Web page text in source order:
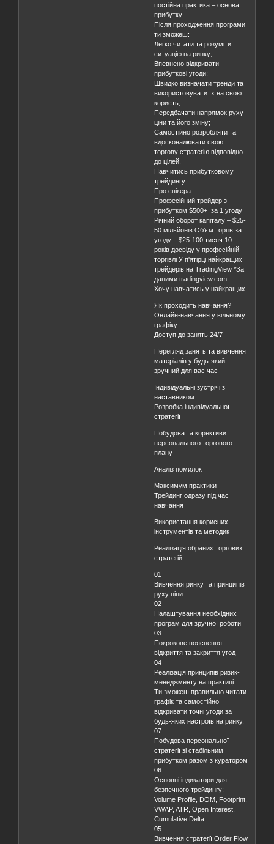
постійна практика – основа
прибутку
Після проходження програми
ти зможеш:
Легко читати та розуміти
ситуацію на ринку;
Впевнено відкривати
прибуткові угоди;
Швидко визначати тренди та
використовувати їх на свою
користь;
Передбачати напрямок руху
ціни та його зміну;
Самостійно розробляти та
вдосконалювати свою
торгову стратегію відповідно
до цілей.
Навчитись прибутковому
трейдингу
Про спікера
Професійний трейдер з
прибутком $500+ за 1 угоду
Річний оборот капіталу – $25-
50 мільйонів Об’єм торгів за
угоду – $25-100 тисяч 10
років досвіду у професійній
торгівлі У п'ятірці найкращих
трейдерів на TradingView *За
даними tradingview.com
Хочу навчатись у найкращих
Як проходить навчання?
Онлайн-навчання у вільному
графіку
Доступ до занять 24/7
Перегляд занять та вивчення
матеріалів у будь-який
зручний для вас час
Індивідуальні зустрічі з
наставником
Розробка індивідуальної
стратегії
Побудова та корективи
персонального торгового
плану
Аналіз помилок
Максимум практики
Трейдинг одразу під час
навчання
Використання корисних
інструментів та методик
Реалізація обраних торгових
стратегій
01
Вивчення ринку та принципів
руху ціни
02
Налаштування необхідних
програм для зручної роботи
03
Покрокове пояснення
відкриття та закриття угод
04
Реалізація принципів ризик-
менеджменту на практиці
Ти зможеш правильно читати
графік та самостійно
відкривати точні угоди за
будь-яких настроїв на ринку.
07
Побудова персональної
стратегії зі стабільним
прибутком разом з куратором
06
Основні індикатори для
безпечного трейдингу:
Volume Profile, DOM, Footprint,
VWAP, ATR, Open Interest,
Cumulative Delta
05
Вивчення стратегії Order Flow